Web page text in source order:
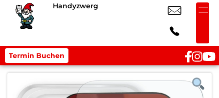
Handyzwerg
Termin Buchen